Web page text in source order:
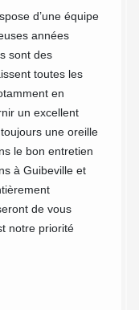
d’une équipe
années
sont des
toutes les
en
un excellent
une oreille
le bon entretien
à Guibeville et
de vous
notre priorité